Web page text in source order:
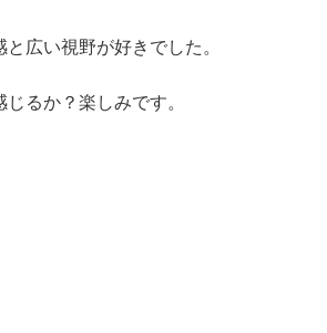
広い視野が好きでした。
るか？楽しみです。